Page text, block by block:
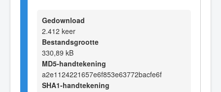
Gedownload
2.412 keer
Bestandsgrootte
330,89 kB
MD5-handtekening
a2e1124221657e6f853e63772bacfe6f
SHA1-handtekening